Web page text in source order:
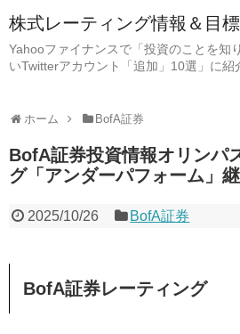
株式レーティング情報＆目
Yahooファイナンスで「投資のことを知
いTwitterアカウント「追加」10選」に紹
ホーム BofA証券
BofA証券投資情報オリンパ
グ「アンダーパフォーム」
2025/10/26 BofA証券
BofA証券レーティング